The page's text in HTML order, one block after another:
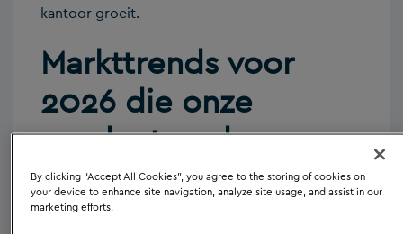
kantoor groeit.
Markttrends voor
2026 die onze
productroadmap
bepalen
By clicking “Accept All Cookies”, you agree to the storing of cookies on
your device to enhance site navigation, analyze site usage, and assist in our
marketing efforts.